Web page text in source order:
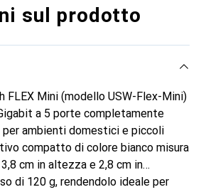
sul prodotto
FLEX Mini (modello USW-Flex-Mini)
a 5 porte completamente
ambienti domestici e piccoli
compatto di colore bianco misura
cm in altezza e 2,8 cm in
di 120 g, rendendolo ideale per